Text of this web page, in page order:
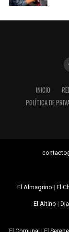
INICIO
POLÍTICA DE
El Almagrino | El
El Altino |